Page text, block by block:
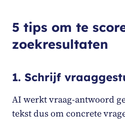
5 tips om te
zoekresultaten
1. Schrijf
AI werkt vraag-antwoord
tekst dus om concrete